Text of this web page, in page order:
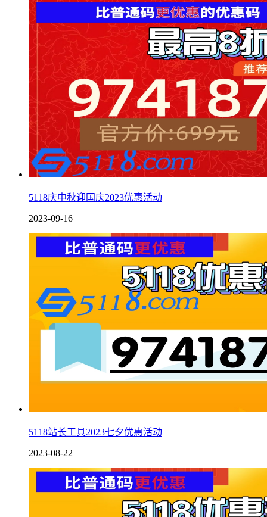
5118庆中秋迎国庆2023优惠活动
2023-09-16
5118站长工具2023七夕优惠活动
2023-08-22